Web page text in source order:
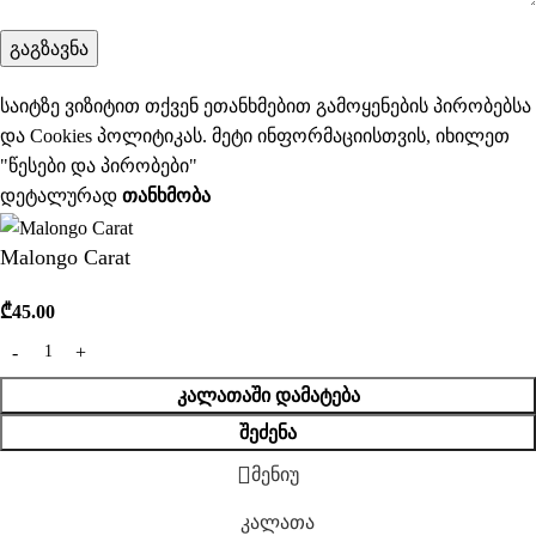
საიტზე ვიზიტით თქვენ ეთანხმებით გამოყენების პირობებსა
და Cookies პოლიტიკას. მეტი ინფორმაციისთვის, იხილეთ
"წესები და პირობები"
დეტალურად ᲗᲐᲜᲮᲛᲝᲑᲐ
Malongo Carat
₾45.00
ᲙᲐᲚᲐᲗᲐᲨᲘ ᲓᲐᲛᲐᲢᲔᲑᲐ
ᲨᲔᲫᲔᲜᲐ
მენიუ
კალათა